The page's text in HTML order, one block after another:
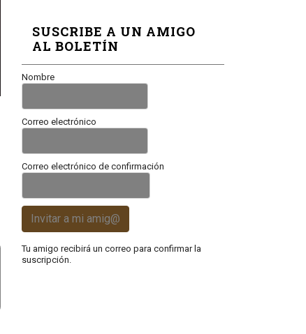
SUSCRIBE A UN AMIGO
AL BOLETÍN
Nombre
Correo electrónico
Correo electrónico de confirmación
Invitar a mi amig@
Tu amigo recibirá un correo para confirmar la
suscripción.